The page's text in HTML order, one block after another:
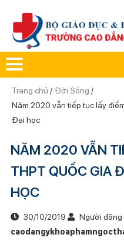
Trang chủ / Đời Sống /
Năm 2020 vẫn tiếp tục lấy
Đại học
NĂM 2020 VẪN
THPT QUỐC GIA
HỌC
30/10/2019
Người đăng